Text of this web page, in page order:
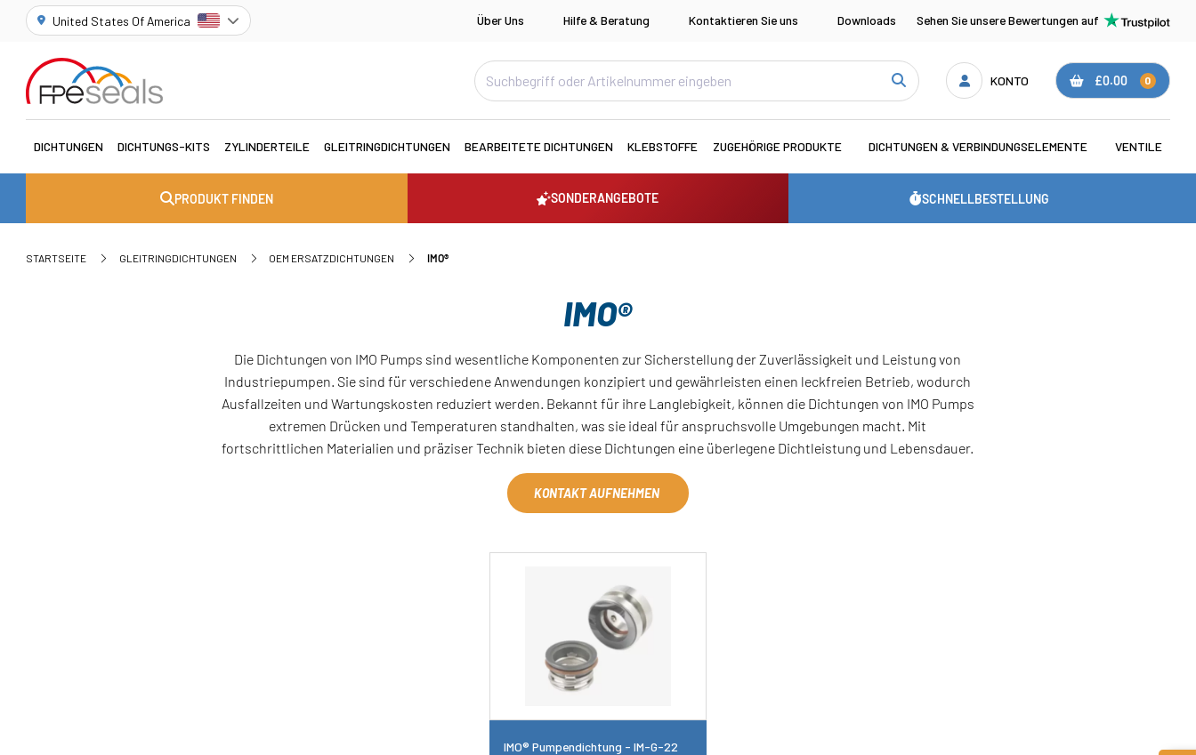
United States Of America Über Uns Hilfe & Beratung Kontaktieren Sie uns Downloads Sehen Sie unsere Bewertungen auf
KONTO £0.00 0
DICHTUNGEN DICHTUNGS-KITS ZYLINDERTEILE GLEITRINGDICHTUNGEN BEARBEITETE DICHTUNGEN KLEBSTOFFE ZUGEHÖRIGE PRODUKTE DICHTUNGEN & VERBINDUNGSELEMENTE VENTILE
PRODUKT FINDEN SONDERANGEBOTE SCHNELLBESTELLUNG
STARTSEITE GLEITRINGDICHTUNGEN OEM ERSATZDICHTUNGEN IMO®
IMO®
Die Dichtungen von IMO Pumps sind wesentliche Komponenten zur Sicherstellung der Zuverlässigkeit und Leistung von
Industriepumpen. Sie sind für verschiedene Anwendungen konzipiert und gewährleisten einen leckfreien Betrieb, wodurch
Ausfallzeiten und Wartungskosten reduziert werden. Bekannt für ihre Langlebigkeit, können die Dichtungen von IMO Pumps
extremen Drücken und Temperaturen standhalten, was sie ideal für anspruchsvolle Umgebungen macht. Mit
fortschrittlichen Materialien und präziser Technik bieten diese Dichtungen eine überlegene Dichtleistung und Lebensdauer.
KONTAKT AUFNEHMEN
IMO® Pumpendichtung - IM-G-22